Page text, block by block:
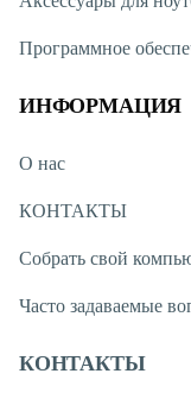
Программное
ИНФОРМАЦИЯ
О нас
КОНТАКТЫ
Собрать свой
Часто задаваемые
КОНТАКТЫ